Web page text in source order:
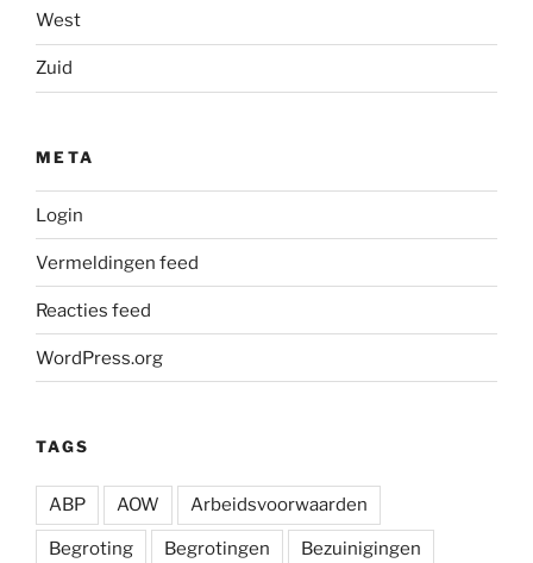
West
Zuid
META
Login
Vermeldingen feed
Reacties feed
WordPress.org
TAGS
ABP AOW Arbeidsvoorwaarden
Begroting Begrotingen Bezuinigingen